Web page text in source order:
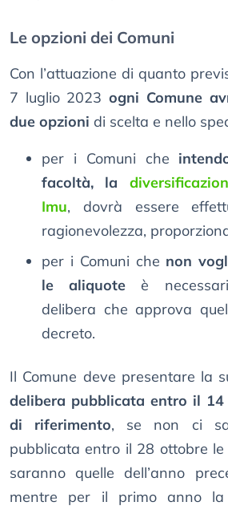
Le opzioni dei Comuni
Con l’attuazione di quanto
7 luglio 2023ogni Comune
due opzioni di scelta e nello
per i Comuni che
facoltà, la
Imu, dovrà essere
ragionevolezza,
per i Comuni che non
le aliquote è
delibera che approva
decreto.
Il Comune deve presentare la
delibera pubblicata entro il 14
di riferimento, se non ci
pubblicata entro il 28 ottobre
saranno quelle dell’anno
mentre per il primo anno la